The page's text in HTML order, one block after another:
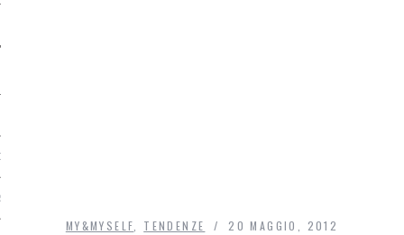
MY&MYSELF TENDENZE 20 MAGGIO, 2012